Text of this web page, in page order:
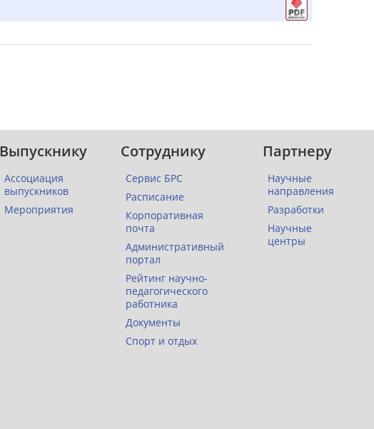
Выпускнику
Ассоциация
выпускников
Мероприятия
Сотруднику
Сервис БРС
Расписание
Корпоративная
почта
Административный
портал
Рейтинг научно-
педагогического
работника
Документы
Спорт и отдых
Партнеру
Научные
направления
Разработки
Научные
центры